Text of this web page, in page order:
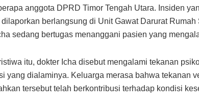
anggota DPRD Timor Tengah Utara. Insiden
dilaporkan berlangsung di Unit Gawat Darurat Rumah
sedang bertugas menanggani pasien yang
itu, dokter Icha disebut mengalami tekanan
yang dialaminya. Keluarga merasa bahwa tekanan
tersebut telah berkontribusi terhadap kondisi